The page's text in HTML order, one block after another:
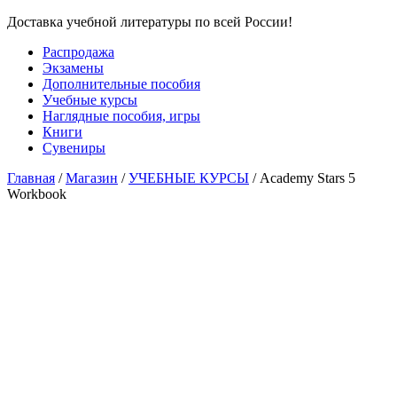
Доставка учебной литературы по всей России!
Распродажа
Экзамены
Дополнительные пособия
Учебные курсы
Наглядные пособия, игры
Книги
Сувениры
Главная /Магазин /УЧЕБНЫЕ КУРСЫ / Academy Stars 5
Workbook